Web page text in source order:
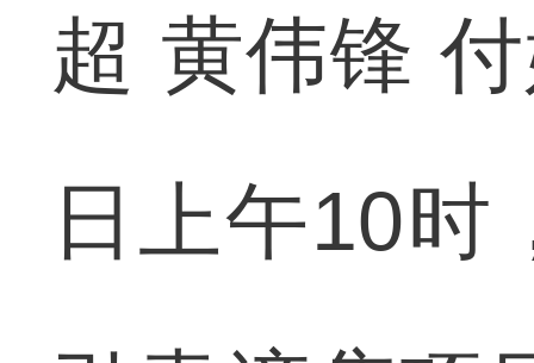
超 黄伟锋
日上午10